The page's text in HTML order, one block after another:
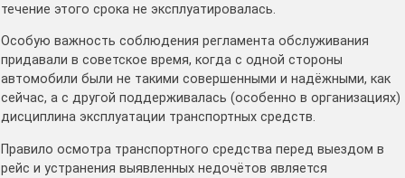
течение этого срока не эксплуатировалась.
Особую важность соблюдения регламента обслуживания
придавали в советское время, когда с одной стороны
автомобили были не такими совершенными и надёжными, как
сейчас, а с другой поддерживалась (особенно в организациях)
дисциплина эксплуатации транспортных средств.
Правило осмотра транспортного средства перед выездом в
рейс и устранения выявленных недочётов является